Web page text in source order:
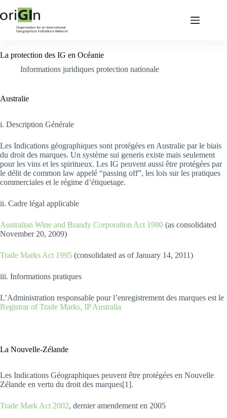
La protection des IG en Océanie
Informations juridiques protection nationale
Australie
i. Description Générale
Les Indications géographiques sont protégées en Australie par le biais
du droit des marques. Un système sui generis existe mais seulement
pour les vins et les spiritueux. Les IG peuvent aussi être protégées par
le délit de common law appelé “passing off”, les lois sur les pratiques
commerciales et le régime d’étiquetage.
ii. Cadre légal applicable
Australian Wine and Brandy Corporation Act 1980 (as consolidated
November 20, 2009)
Trade Marks Act 1995 (consolidated as of January 14, 2011)
iii. Informations pratiques
L’Administration responsable pour l’enregistrement des marques est le
Registrar of Trade Marks, IP Australia
La Nouvelle-Zélande
Les Indications Géographiques peuvent être protégées en Nouvelle
Zélande en vertu du droit des marques[1].
Trade Mark Act 2002, dernier amendement en 2005